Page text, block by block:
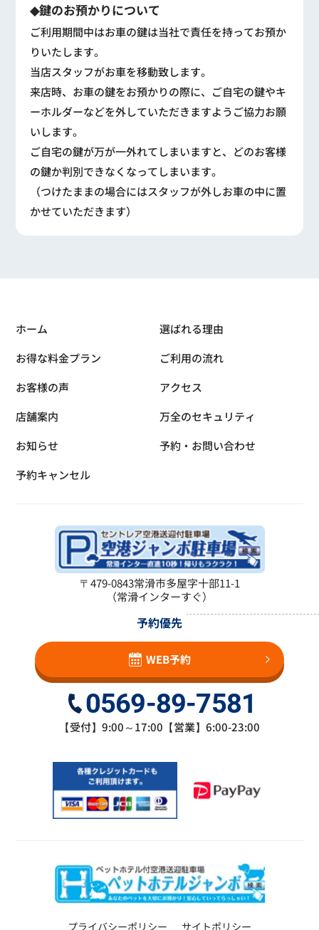
◆鍵のお預かりについて
ご利用期間中はお車の鍵は当社で責任を持ってお預か
りいたします。
当店スタッフがお車を移動致します。
来店時、お車の鍵をお預かりの際に、ご自宅の鍵やキ
ーホルダーなどを外していただきますようご協力お願
いします。
ご自宅の鍵が万が一外れてしまいますと、どのお客様
の鍵か判別できなくなってしまいます。
（つけたままの場合にはスタッフが外しお車の中に置
かせていただきます）
ホーム
選ばれる理由
お得な料金プラン
ご利用の流れ
お客様の声
アクセス
店舗案内
万全のセキュリティ
お知らせ
予約・お問い合わせ
予約キャンセル
〒479-0843常滑市多屋字十部11-1
（常滑インターすぐ）
予約優先
WEB予約
0569-89-7581
【受付】9:00～17:00【営業】6:00-23:00
プライバシーポリシー サイトポリシー